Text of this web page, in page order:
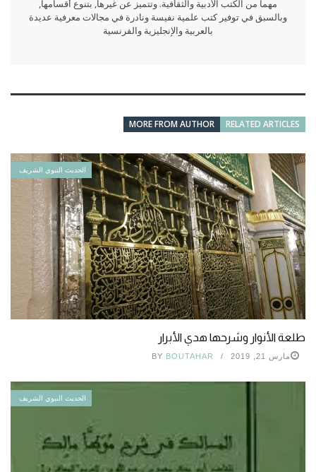
مهما من الكتب الأدبية والثقافية. وتتميز عن غيرها, بتنوع أقسامها,
وبالسبق في توفير كتب علمية نفيسة ونادرة في مجالات معرفية عديدة
بالعربية والإنجليزية والفرنسية
RELATED ARTICLES
MORE FROM AUTHOR
الحديث النبوي الشريف
طلعة الأنوار وشرحها هدي الأبرار
مارس 21, 2019 BY BOUTAHAR
الحديث النبوي الشريف